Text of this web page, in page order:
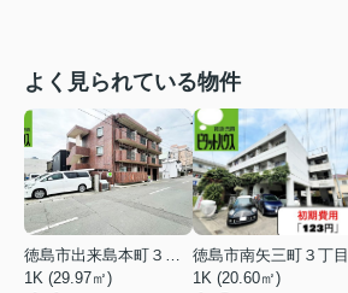
よく見られている物件
1K (29.97㎡)
徳島市南矢三町３丁目
1K (20.60㎡)